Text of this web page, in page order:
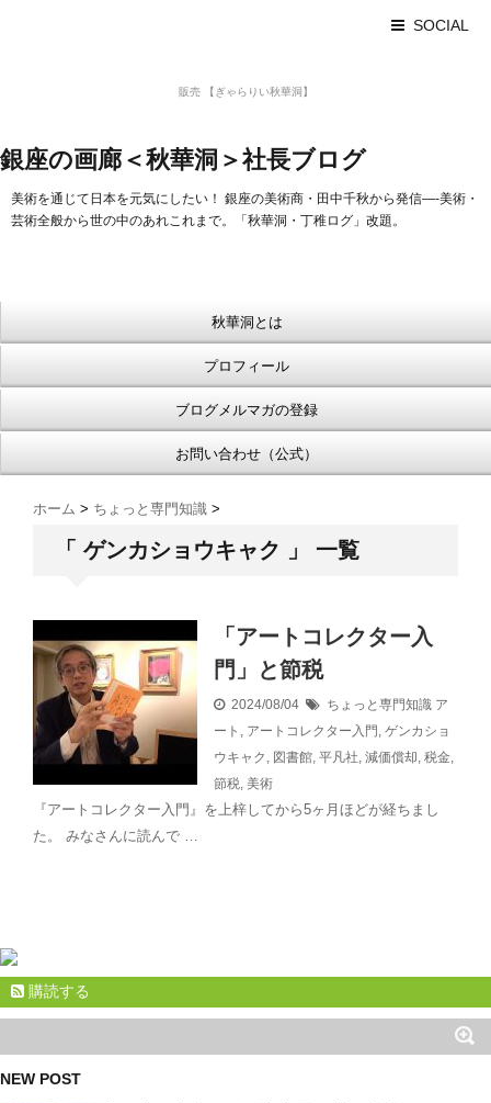
SOCIAL
販売 【ぎゃらりい秋華洞】
銀座の画廊＜秋華洞＞社長ブログ
美術を通じて日本を元気にしたい！ 銀座の美術商・田中千秋から発信—-美術・
芸術全般から世の中のあれこれまで。「秋華洞・丁稚ログ」改題。
秋華洞とは
プロフィール
ブログメルマガの登録
お問い合わせ（公式）
ホーム > ちょっと専門知識 >
「 ゲンカショウキャク 」 一覧
「アートコレクター入
門」と節税
2024/08/04 ちょっと専門知識 ア
ート , アートコレクター入門 , ゲンカショ
ウキャク , 図書館, 平凡社, 減価償却, 税金,
節税, 美術
『アートコレクター入門』を上梓してから5ヶ月ほどが経ちまし
た。 みなさんに読んで …
購読する
NEW POST